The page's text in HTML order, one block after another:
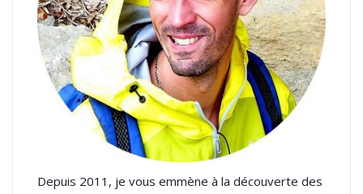
Depuis 2011, je vous emmène à la découverte des